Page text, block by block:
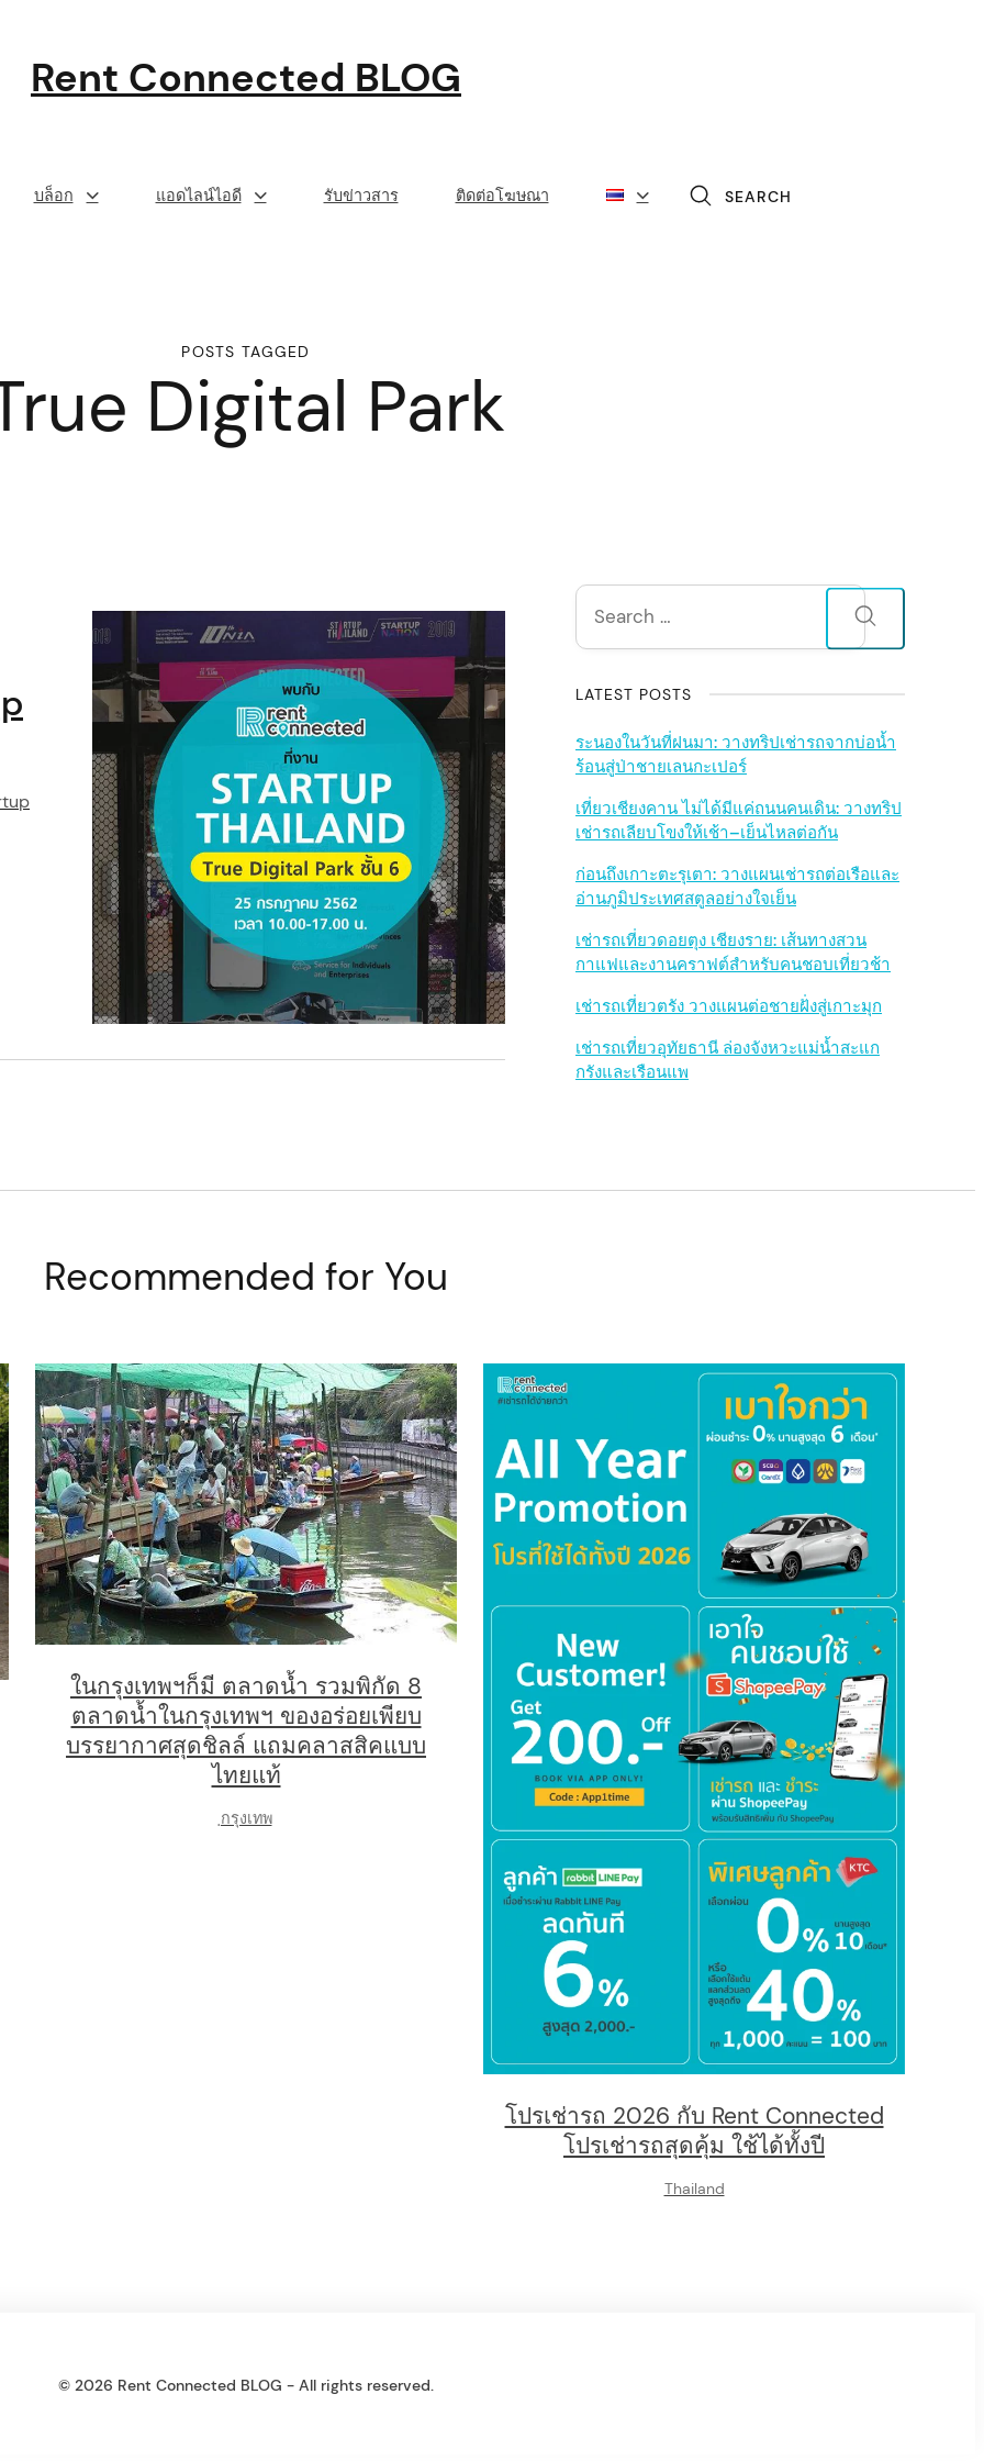
Rent Connected BLOG
บล็อก แอดไลน์ไอดี รับข่าวสาร ติดต่อโฆษณา SEARCH
POSTS TAGGED
Digital Park
S
i
d
e
b
a
r
Search
for:
LATEST POSTS
ระนองในวันที่ฝนมา: วางทริปเช่ารถจากบ่อน้ำ
ร้อนสู่ป่าชายเลนกะเปอร์
เที่ยวเชียงคาน ไม่ได้มีแค่ถนนคนเดิน: วางทริป
เช่ารถเลียบโขงให้เช้า–เย็นไหลต่อกัน
ก่อนถึงเกาะตะรุเตา: วางแผนเช่ารถต่อเรือและ
อ่านภูมิประเทศสตูลอย่างใจเย็น
เช่ารถเที่ยวดอยตุง เชียงราย: เส้นทางสวน
กาแฟและงานคราฟต์สำหรับคนชอบเที่ยวช้า
เช่ารถเที่ยวตรัง วางแผนต่อชายฝั่งสู่เกาะมุก
เช่ารถเที่ยวอุทัยธานี ล่องจังหวะแม่น้ำสะแก
กรังและเรือนแพ
Recommended for You
ในกรุงเทพฯก็มี ตลาดน้ำ รวมพิกัด 8
ตลาดน้ำในกรุงเทพฯ ของอร่อยเพียบ
บรรยากาศสุดชิลล์ แถมคลาสสิคแบบ
ไทยแท้
ฺกรุงเทพ
โปรเช่ารถ 2026 กับ Rent Connected
โปรเช่ารถสุดคุ้ม ใช้ได้ทั้งปี
Thailand
© 2026 Rent Connected BLOG - All rights reserved.